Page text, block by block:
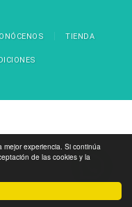
experiencia. Si continúa
de las cookies y la
TIENDA